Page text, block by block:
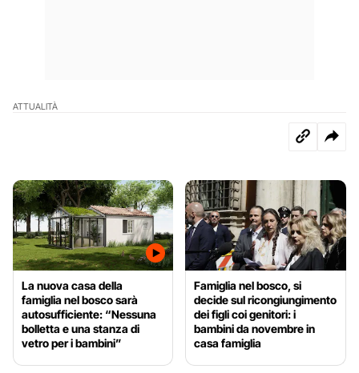
ATTUALITÀ
La nuova casa della
famiglia nel bosco sarà
autosufficiente: “Nessuna
bolletta e una stanza di
vetro per i bambini”
Famiglia nel bosco, si
decide sul ricongiungimento
dei figli coi genitori: i
bambini da novembre in
casa famiglia